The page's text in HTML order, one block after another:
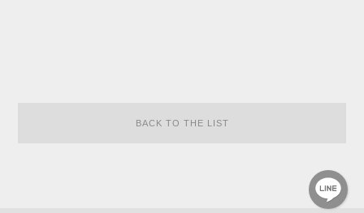
BACK TO THE LIST